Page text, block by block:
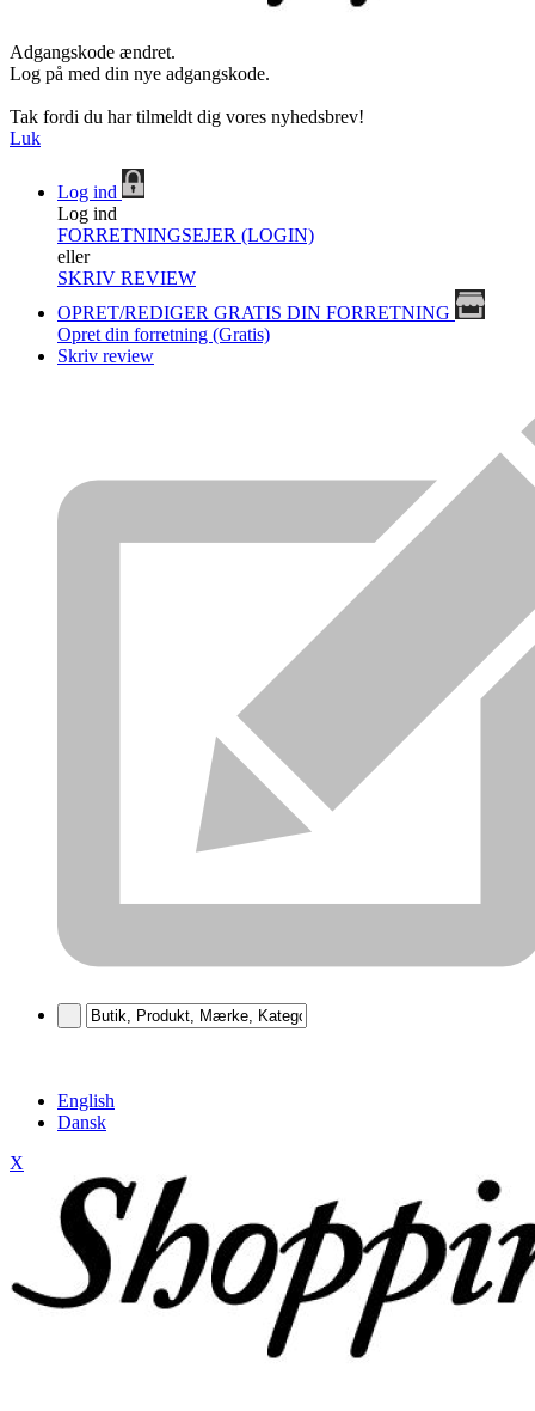
Adgangskode ændret.
Log på med din nye adgangskode.
Tak fordi du har tilmeldt dig vores nyhedsbrev!
Luk
Log ind
Log ind
FORRETNINGSEJER (LOGIN)
eller
SKRIV REVIEW
OPRET/REDIGER GRATIS DIN FORRETNING
Opret din forretning (Gratis)
Skriv review
English
Dansk
X